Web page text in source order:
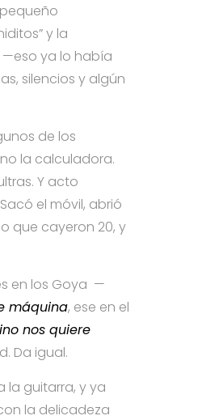
y la
—eso ya lo había
silencios y algún
de los
la calculadora.
Y acto
el móvil, abrió
que cayeron 20, y
en los Goya —
máquina, ese en el
nos quiere
Da igual.
la guitarra, y ya
la delicadeza